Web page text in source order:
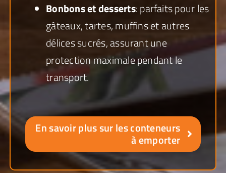
Bonbons et desserts: parfaits pour les
gâteaux, tartes, muffins et autres
délices sucrés, assurant une
protection maximale pendant le
transport.
En savoir plus sur les conteneurs
à emporter